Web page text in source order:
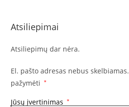
Atsiliepimai
Atsiliepimų dar nėra.
El. pašto adresas nebus skelbiamas.
pažymėti
*
Jūsų įvertinimas *